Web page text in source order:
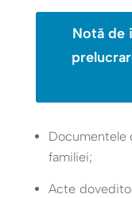
Notă de
Documentele
familiei;
Acte